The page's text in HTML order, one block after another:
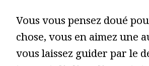
Vous vous pensez doué
chose, vous en aimez une
vous laissez guider par le